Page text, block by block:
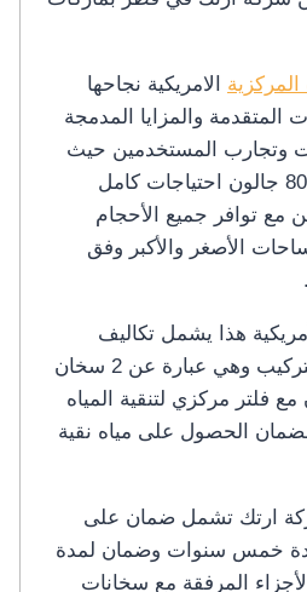
الامريكية نجاحها
المتقدمة والمزايا المدمجة
وتجارب المستخدمين حيث
يلبي السخان المركزي 80 جالون احتياجات كامل
مع توافر جميع الأحجام
الأصغر والأكبر وفق
هذا يشمل تكاليف
سستم السخانات مع التركيب وهي عبارة عن 2 سخان
80 جالون مع فلتر مركزي لتنقية المياه
الحصول على مياه نقية
ارتك تشمل ضمان على
خمس سنوات وضمان لمدة
المرفقة مع سخانات